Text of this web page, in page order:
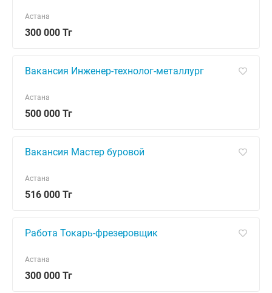
300 000 Тг
Астана
Вакансия Инженер-технолог-металлург
500 000 Тг
Астана
Вакансия Мастер буровой
516 000 Тг
Астана
Работа Токарь-фрезеровщик
300 000 Тг
Астана